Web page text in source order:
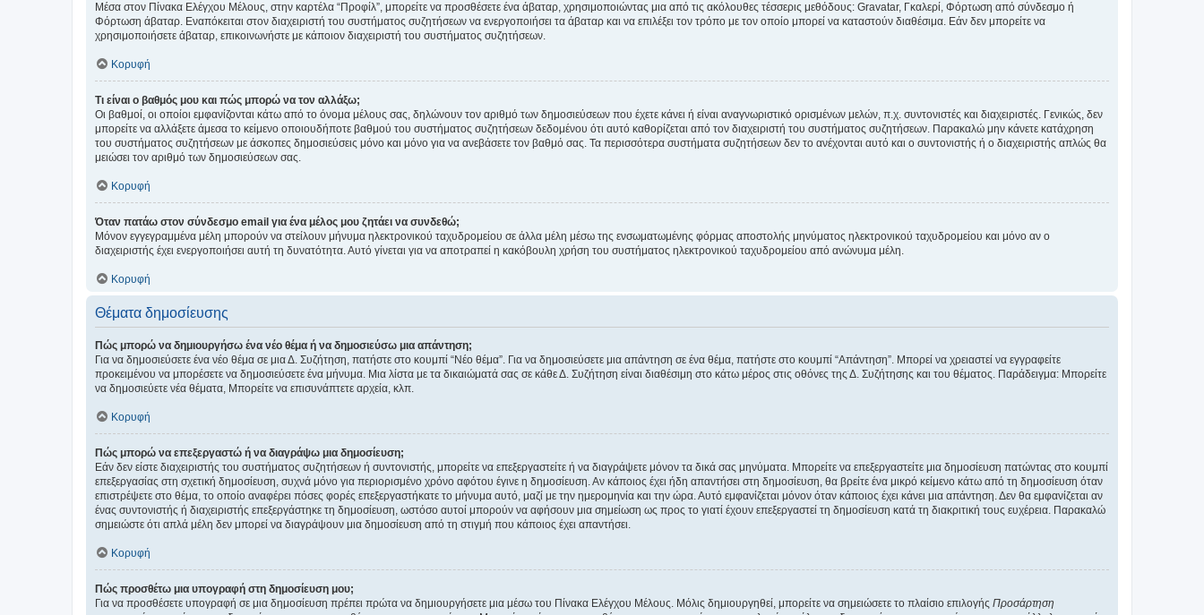
Μέσα στον Πίνακα Ελέγχου Μέλους, στην καρτέλα “Προφίλ”, μπορείτε να προσθέσετε ένα άβαταρ, χρησιμοποιώντας μια από τις ακόλουθες τέσσερις μεθόδους: Gravatar, Γκαλερί, Φόρτωση από σύνδεσμο ή
Φόρτωση άβαταρ. Εναπόκειται στον διαχειριστή του συστήματος συζητήσεων να ενεργοποιήσει τα άβαταρ και να επιλέξει τον τρόπο με τον οποίο μπορεί να καταστούν διαθέσιμα. Εάν δεν μπορείτε να
χρησιμοποιήσετε άβαταρ, επικοινωνήστε με κάποιον διαχειριστή του συστήματος συζητήσεων.
Κορυφή
Τι είναι ο βαθμός μου και πώς μπορώ να τον αλλάξω;
Οι βαθμοί, οι οποίοι εμφανίζονται κάτω από το όνομα μέλους σας, δηλώνουν τον αριθμό των δημοσιεύσεων που έχετε κάνει ή είναι αναγνωριστικό ορισμένων μελών, π.χ. συντονιστές και διαχειριστές. Γενικώς, δεν
μπορείτε να αλλάξετε άμεσα το κείμενο οποιουδήποτε βαθμού του συστήματος συζητήσεων δεδομένου ότι αυτό καθορίζεται από τον διαχειριστή του συστήματος συζητήσεων. Παρακαλώ μην κάνετε κατάχρηση
του συστήματος συζητήσεων με άσκοπες δημοσιεύσεις μόνο και μόνο για να ανεβάσετε τον βαθμό σας. Τα περισσότερα συστήματα συζητήσεων δεν το ανέχονται αυτό και ο συντονιστής ή ο διαχειριστής απλώς θα
μειώσει τον αριθμό των δημοσιεύσεων σας.
Κορυφή
Όταν πατάω στον σύνδεσμο email για ένα μέλος μου ζητάει να συνδεθώ;
Μόνον εγγεγραμμένα μέλη μπορούν να στείλουν μήνυμα ηλεκτρονικού ταχυδρομείου σε άλλα μέλη μέσω της ενσωματωμένης φόρμας αποστολής μηνύματος ηλεκτρονικού ταχυδρομείου και μόνο αν ο
διαχειριστής έχει ενεργοποιήσει αυτή τη δυνατότητα. Αυτό γίνεται για να αποτραπεί η κακόβουλη χρήση του συστήματος ηλεκτρονικού ταχυδρομείου από ανώνυμα μέλη.
Κορυφή
Θέματα δημοσίευσης
Πώς μπορώ να δημιουργήσω ένα νέο θέμα ή να δημοσιεύσω μια απάντηση;
Για να δημοσιεύσετε ένα νέο θέμα σε μια Δ. Συζήτηση, πατήστε στο κουμπί “Νέο θέμα”. Για να δημοσιεύσετε μια απάντηση σε ένα θέμα, πατήστε στο κουμπί “Απάντηση”. Μπορεί να χρειαστεί να εγγραφείτε
προκειμένου να μπορέσετε να δημοσιεύσετε ένα μήνυμα. Μια λίστα με τα δικαιώματά σας σε κάθε Δ. Συζήτηση είναι διαθέσιμη στο κάτω μέρος στις οθόνες της Δ. Συζήτησης και του θέματος. Παράδειγμα: Μπορείτε
να δημοσιεύετε νέα θέματα, Μπορείτε να επισυνάπτετε αρχεία, κλπ.
Κορυφή
Πώς μπορώ να επεξεργαστώ ή να διαγράψω μια δημοσίευση;
Εάν δεν είστε διαχειριστής του συστήματος συζητήσεων ή συντονιστής, μπορείτε να επεξεργαστείτε ή να διαγράψετε μόνον τα δικά σας μηνύματα. Μπορείτε να επεξεργαστείτε μια δημοσίευση πατώντας στο κουμπί
επεξεργασίας στη σχετική δημοσίευση, συχνά μόνο για περιορισμένο χρόνο αφότου έγινε η δημοσίευση. Αν κάποιος έχει ήδη απαντήσει στη δημοσίευση, θα βρείτε ένα μικρό κείμενο κάτω από τη δημοσίευση όταν
επιστρέψετε στο θέμα, το οποίο αναφέρει πόσες φορές επεξεργαστήκατε το μήνυμα αυτό, μαζί με την ημερομηνία και την ώρα. Αυτό εμφανίζεται μόνον όταν κάποιος έχει κάνει μια απάντηση. Δεν θα εμφανίζεται αν
ένας συντονιστής ή διαχειριστής επεξεργάστηκε τη δημοσίευση, ωστόσο αυτοί μπορούν να αφήσουν μια σημείωση ως προς το γιατί έχουν επεξεργαστεί τη δημοσίευση κατά τη διακριτική τους ευχέρεια. Παρακαλώ
σημειώστε ότι απλά μέλη δεν μπορεί να διαγράψουν μια δημοσίευση από τη στιγμή που κάποιος έχει απαντήσει.
Κορυφή
Πώς προσθέτω μια υπογραφή στη δημοσίευση μου;
Για να προσθέσετε υπογραφή σε μια δημοσίευση πρέπει πρώτα να δημιουργήσετε μια μέσω του Πίνακα Ελέγχου Μέλους. Μόλις δημιουργηθεί, μπορείτε να σημειώσετε το πλαίσιο επιλογής Προσάρτηση